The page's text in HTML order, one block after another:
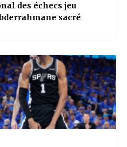
des échecs jeu
sacré